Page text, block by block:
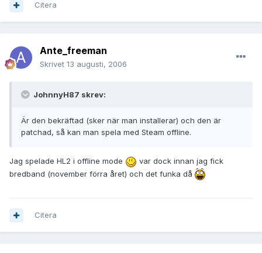
Citera
Ante_freeman
Skrivet 13 augusti, 2006
JohnnyH87 skrev:
Är den bekräftad (sker när man installerar) och den är
patchad, så kan man spela med Steam offline.
Jag spelade HL2 i offline mode
var dock innan jag fick
bredband (november förra året) och det funka då
Citera